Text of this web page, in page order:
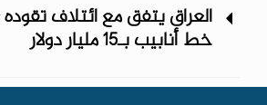
العراق يتفق مع ائتلاف
خط أنابيب بـ15 مليار دولار